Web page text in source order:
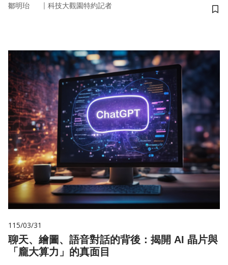
鄒明珆 ｜ 科技大觀園特約記者
儲
115/03/31
聊天、繪圖、語音對話的背後：揭開 AI 晶片與
「龐大算力」的真面目